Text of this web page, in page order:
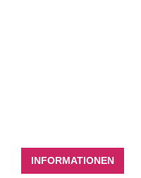
INFORMATIONEN